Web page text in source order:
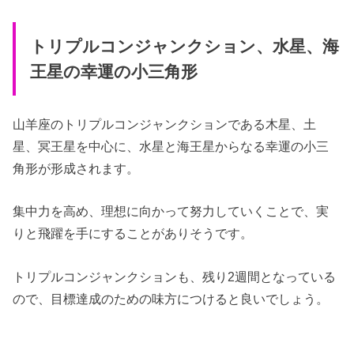
トリプルコンジャンクション、水星、海
王星の幸運の小三角形
山羊座のトリプルコンジャンクションである木星、土
星、冥王星を中心に、水星と海王星からなる幸運の小三
角形が形成されます。
集中力を高め、理想に向かって努力していくことで、実
りと飛躍を手にすることがありそうです。
トリプルコンジャンクションも、残り2週間となっている
ので、目標達成のための味方につけると良いでしょう。